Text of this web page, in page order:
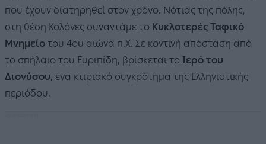
που έχουν διατηρηθεί στον χρόνο. Νότιας της πόλης,
στη θέση Κολόνες συναντάμε το Κυκλοτερές Ταφικό
Μνημείο του 4ου αιώνα π.Χ. Σε κοντινή απόσταση από
το σπήλαιο του Ευριπίδη, βρίσκεται το Ιερό του
Διονύσου, ένα κτιριακό συγκρότημα της Ελληνιστικής
περιόδου.